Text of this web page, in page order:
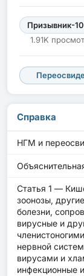
Призывник-
1.91K
Справка
НГМ и
Статья 1 —
зоонозы,
болезни,
вирусные и
нервной
вирусами и
инфекционные